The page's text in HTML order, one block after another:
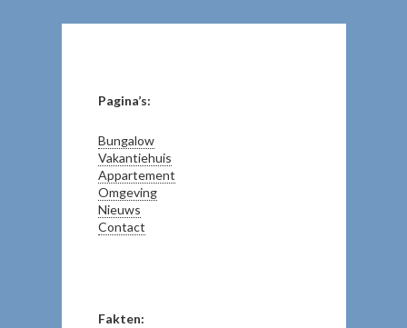
Pagina’s:
Bungalow
Vakantiehuis
Appartement
Omgeving
Nieuws
Contact
Fakten: